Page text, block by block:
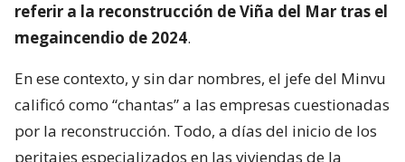
referir a la reconstrucción de Viña del Mar tras el
megaincendio de 2024.
En ese contexto, y sin dar nombres, el jefe del Minvu
calificó como “chantas” a las empresas cuestionadas
por la reconstrucción. Todo, a días del inicio de los
peritajes especializados en las viviendas de la